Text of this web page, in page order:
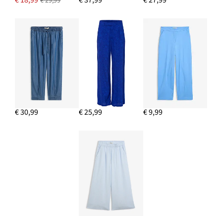
€ 30,99 € 25,99 € 9,99